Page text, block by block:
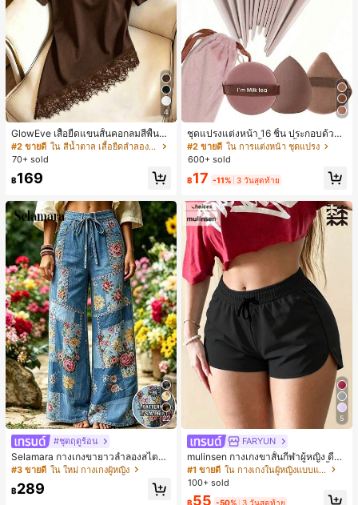
4
GlowEve เสื้อยืดแขนสั้นคอกลมสีพื้นลำ
ลองอเนกประสงค์สำหรับผู้หญิง
#2 ขายดี
ใน สีน้ำตาล เสื้อยืดลำลองพื้นฐาน
70+ sold
฿169
22
#ชุดฤดูร้อน
Selamara กางเกงขายาวลำลองสไตล์โ
บฮีเมียนสำหรับพักผ่อน สีกากี ผิวสัมผัส
มีเท็กซ์เจอร์ เอวสูงทรงหลวม เอวยางยืด
พร้อมเชือกรูด ทรงขาตรงทิ้งตัว ขากว้า
#3 ขายดี ใน ใหม่ กางเกงผู้หญิง
฿289
ชุดแปรงแต่งหน้า 16 ชิ้น ประกอบด้วยแ
ปรงแต่งหน้า 13 ชิ้น, ฟองน้ำแต่งหน้ารู
ปหยดน้ำ 1 ชิ้น, แปรงแป้งรองพื้นกลม 1
1 ชิ้น - ชุดคลาสสิก ทำจากขนสังเคราะ
หญิงและเด็กผู้หญิง เหมาะสำหรับฤดูใบ
ไม้ร่วงและฤดูหนาว
#2 ขายดี ใน การแต่งหน้า ชุดแปรง
600+ sold
฿17 -11% 3 วันสุดท้าย
5
FARYUN
mulinsen กางเกงขาสั้นกีฬาผู้หญิง ดีไซ
น์ปลายเปิด เอวยืดหยุ่น กางเกงขาสั้น
ลำลองกีฬาฤดูร้อน ความยาว 3/4
#1 ขายดี
ใน กางเกงในผู้หญิงแบบแอคทีฟ
100+ sold
฿55 -50% 3 วันสุดท้าย